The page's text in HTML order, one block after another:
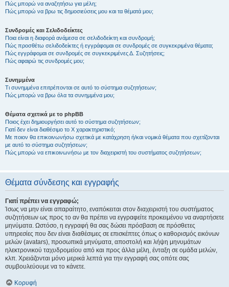
Πώς μπορώ να αναζητήσω για μέλη;
Πώς μπορώ να βρω τις δημοσιεύσεις μου και τα θέματά μου;
Συνδρομές και Σελιδοδείκτες
Ποια είναι η διαφορά ανάμεσα σε σελιδοδείκτη και συνδρομή;
Πώς προσθέτω σελιδοδείκτες ή εγγράφομαι σε συνδρομές σε συγκεκριμένα θέματα;
Πώς εγγράφομαι σε συνδρομές σε συγκεκριμένες Δ. Συζητήσεις;
Πώς αφαιρώ τις συνδρομές μου;
Συνημμένα
Τι συνημμένα επιτρέπονται σε αυτό το σύστημα συζητήσεων;
Πώς μπορώ να βρω όλα τα συνημμένα μου;
Θέματα σχετικά με το phpBB
Ποιος έχει δημιουργήσει αυτό το σύστημα συζητήσεων;
Γιατί δεν είναι διαθέσιμο το Χ χαρακτηριστικό;
Με ποιον θα επικοινωνήσω σχετικά με κατάχρηση ή/και νομικά θέματα που σχετίζονται
με αυτό το σύστημα συζητήσεων;
Πώς μπορώ να επικοινωνήσω με τον διαχειριστή του συστήματος συζητήσεων;
Θέματα σύνδεσης και εγγραφής
Γιατί πρέπει να εγγραφώ;
Ίσως να μην είναι απαραίτητο, εναπόκειται στον διαχειριστή του συστήματος
συζητήσεων ως προς το αν θα πρέπει να εγγραφείτε προκειμένου να αναρτήσετε
μηνύματα. Ωστόσο, η εγγραφή θα σας δώσει πρόσβαση σε πρόσθετες
υπηρεσίες που δεν είναι διαθέσιμες σε επισκέπτες όπως ο καθορισμός εικόνων
μελών (avatars), προσωπικά μηνύματα, αποστολή και λήψη μηνυμάτων
ηλεκτρονικού ταχυδρομείου από και προς άλλα μέλη, ένταξη σε ομάδα μελών,
κλπ. Χρειάζονται μόνο μερικά λεπτά για την εγγραφή σας οπότε σας
συμβουλεύουμε να το κάνετε.
Κορυφή